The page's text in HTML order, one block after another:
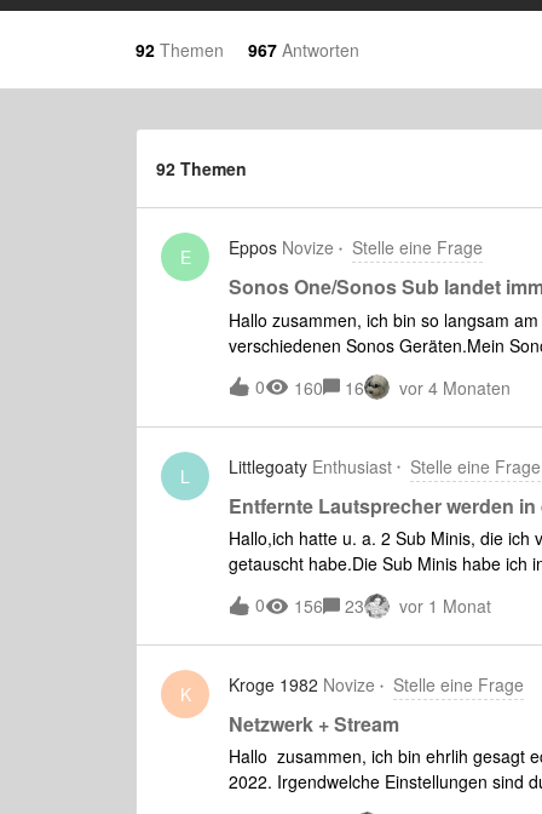
92 Themen 967 Antworten
92 Themen
E Eppos Novize Stelle eine Frage
Sonos One/Sonos Sub landet
Hallo zusammen, ich bin so langsam
verschiedenen Sonos Geräten.Mein
BadezimmerPlay 1 Kinderzimmer
Esszimmer Seid neuestem tauchen die
habe die Geräte schon mehrmals
0 160 16 vor 4 Monaten
L Littlegoaty Enthusiast Stelle eine Frage
Entfernte Lautsprecher werden
Hallo,ich hatte u. a. 2 Sub Minis, die
getauscht habe.Die Sub Minis habe ich
korrekt auf Werkseinstellungen
mehr existenten Sub Minis in der App
meinem iPhone bereits mehrfach
um ein kosmetisches Problem, aber
existenten Lautsprecher aus der App
0 156 23 vor 1 Monat
K Kroge 1982 Novize Stelle eine Frage
Netzwerk + Stream
Hallo zusammen, ich bin ehrlih gesagt
2022. Irgendwelche Einstellungen sind
sehr starke Probleme habe. Die